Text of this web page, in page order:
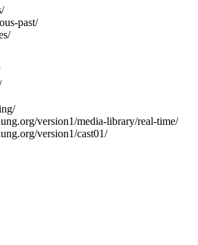
past/
version1/media-library/real-time/
version1/cast01/